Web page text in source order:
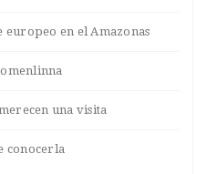
en el Amazonas
una visita
conocerla